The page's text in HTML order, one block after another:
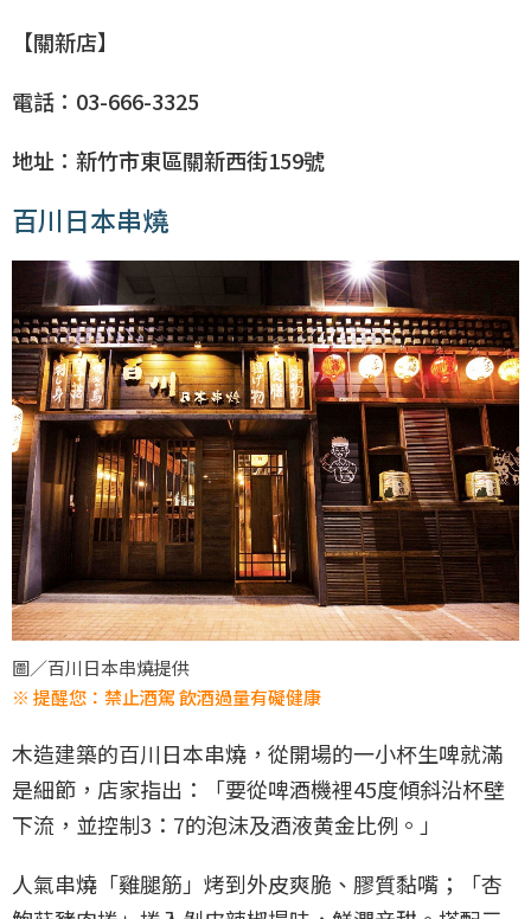
【關新店】
電話：03-666-3325
地址：新竹市東區關新西街159號
百川日本串燒
圖／百川日本串燒提供
※ 提醒您：禁止酒駕 飲酒過量有礙健康
木造建築的百川日本串燒，從開場的一小杯生啤就滿
是細節，店家指出：「要從啤酒機裡45度傾斜沿杯壁
下流，並控制3：7的泡沫及酒液黄金比例。」
人氣串燒「雞腿筋」烤到外皮爽脆、膠質黏嘴；「杏